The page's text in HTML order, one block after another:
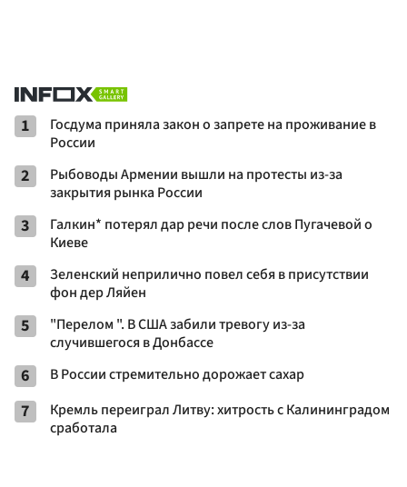
1
Госдума приняла закон о запрете на проживание в
России
2
Рыбоводы Армении вышли на протесты из-за
закрытия рынка России
3
Галкин* потерял дар речи после слов Пугачевой о
Киеве
4
Зеленский неприлично повел cебя в присутствии
фон дер Ляйен
5
"Перелом ". В США забили тревогу из-за
случившегося в Донбассе
6 В России стремительно дорожает сахар
7
Кремль переиграл Литву: хитрость с Калининградом
сработала